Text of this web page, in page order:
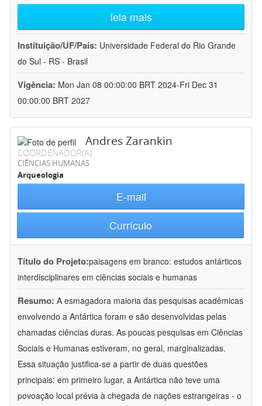
leia mais
Instituição/UF/País: Universidade Federal do Rio Grande
do Sul - RS - Brasil
Vigência: Mon Jan 08 00:00:00 BRT 2024-Fri Dec 31
00:00:00 BRT 2027
Andres Zarankin
COORDENADOR(A)
CIÊNCIAS HUMANAS
Arqueologia
E-mail
Currículo
Título do Projeto:paisagens em branco: estudos antárticos
interdisciplinares em ciências sociais e humanas
Resumo: A esmagadora maioria das pesquisas acadêmicas
envolvendo a Antártica foram e são desenvolvidas pelas
chamadas ciências duras. As poucas pesquisas em Ciências
Sociais e Humanas estiveram, no geral, marginalizadas.
Essa situação justifica-se a partir de duas questões
principais: em primeiro lugar, a Antártica não teve uma
povoação local prévia à chegada de nações estrangeiras - o